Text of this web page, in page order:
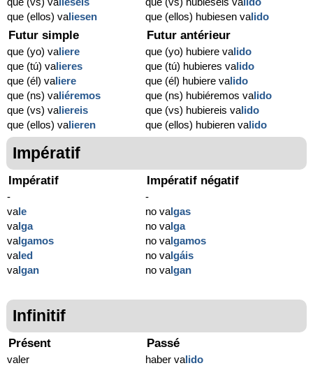
que (ellos) valiesen
que (ellos) hubiesen valido
Futur simple
que (yo) valiere
que (tú) valieres
que (él) valiere
que (ns) valiéremos
que (vs) valiereis
que (ellos) valieren
Futur antérieur
que (yo) hubiere valido
que (tú) hubieres valido
que (él) hubiere valido
que (ns) hubiéremos valido
que (vs) hubiereis valido
que (ellos) hubieren valido
Impératif
Impératif
-
vale
valga
valgamos
valed
valgan
Impératif négatif
-
no valgas
no valga
no valgamos
no valgáis
no valgan
Infinitif
Présent
valer
Passé
haber valido